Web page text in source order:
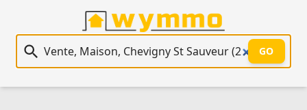
Recherche immobilière
GO